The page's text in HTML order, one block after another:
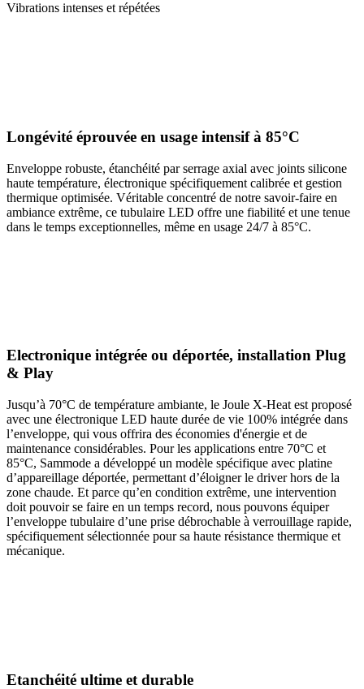
Vibrations intenses et répétées
Longévité éprouvée en usage intensif à 85°C
Enveloppe robuste, étanchéité par serrage axial avec joints silicone
haute température, électronique spécifiquement calibrée et gestion
thermique optimisée. Véritable concentré de notre savoir-faire en
ambiance extrême, ce tubulaire LED offre une fiabilité et une tenue
dans le temps exceptionnelles, même en usage 24/7 à 85°C.
Electronique intégrée ou déportée, installation Plug
& Play
Jusqu’à 70°C de température ambiante, le Joule X-Heat est proposé
avec une électronique LED haute durée de vie 100% intégrée dans
l’enveloppe, qui vous offrira des économies d'énergie et de
maintenance considérables. Pour les applications entre 70°C et
85°C, Sammode a développé un modèle spécifique avec platine
d’appareillage déportée, permettant d’éloigner le driver hors de la
zone chaude. Et parce qu’en condition extrême, une intervention
doit pouvoir se faire en un temps record, nous pouvons équiper
l’enveloppe tubulaire d’une prise débrochable à verrouillage rapide,
spécifiquement sélectionnée pour sa haute résistance thermique et
mécanique.
Etanchéité ultime et durable